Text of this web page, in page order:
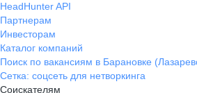
HeadHunter API
Партнерам
Инвесторам
Каталог компаний
Поиск по вакансиям в Барановке
Сетка: соцсеть для нетворкинга
Соискателям